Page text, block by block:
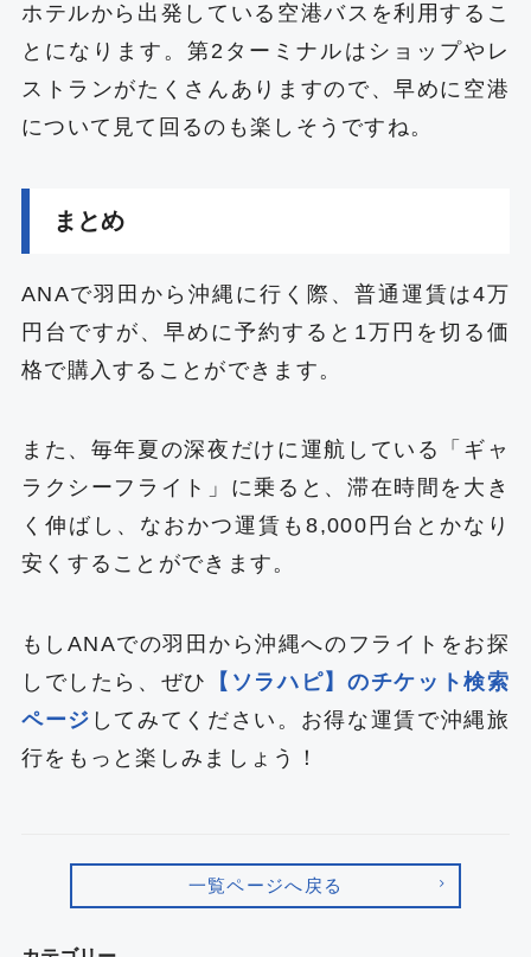
ホテルから出発している空港バスを利用するこ
とになります。第2ターミナルはショップやレ
ストランがたくさんありますので、早めに空港
について見て回るのも楽しそうですね。
まとめ
ANAで羽田から沖縄に行く際、普通運賃は4万
円台ですが、早めに予約すると1万円を切る価
格で購入することができます。
また、毎年夏の深夜だけに運航している「ギャ
ラクシーフライト」に乗ると、滞在時間を大き
く伸ばし、なおかつ運賃も8,000円台とかなり
安くすることができます。
もしANAでの羽田から沖縄へのフライトをお探
しでしたら、ぜひ
【ソラハピ】のチケット検索
ページ してみてください。お得な運賃で沖縄旅
行をもっと楽しみましょう！
一覧ページへ戻る